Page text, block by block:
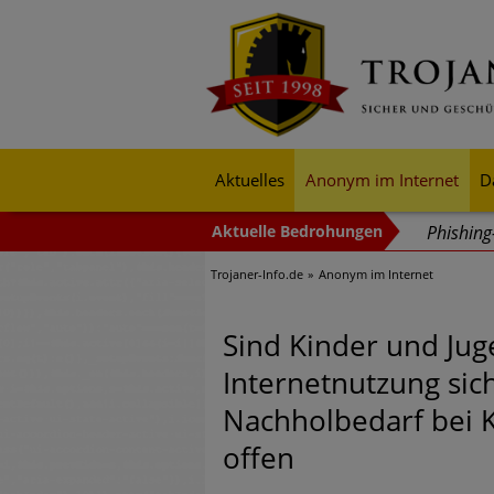
Aktuelles Anonym im Internet
Trends
mehr
Trojaner-Info.de Anonym im Internet
Sind Kinder und
Internetnutzung
Nachholbedarf bei
offen